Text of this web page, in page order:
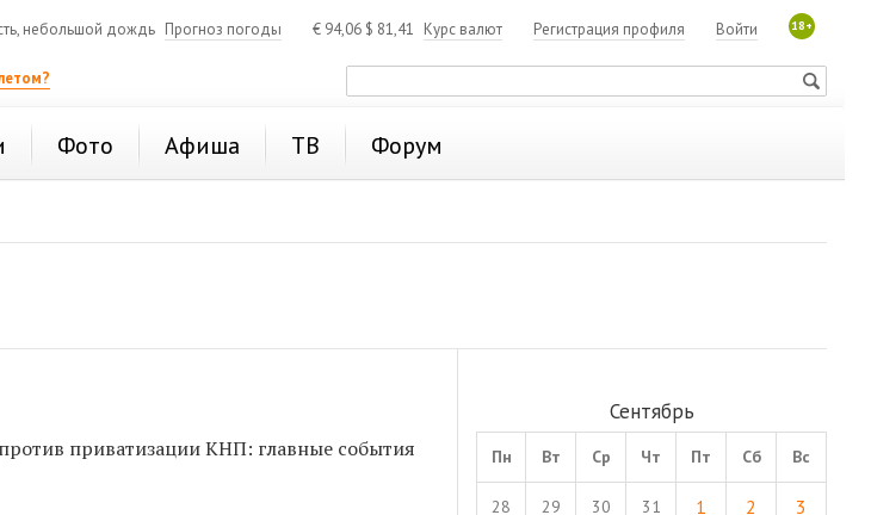
небольшой дождь Прогноз погоды € 94,06 $ 81,41 Курс валют 18+
Войти
Регистрация профиля
Фото Афиша ТВ Форум
приватизации КНП: главные события
Сентябрь
Пн Вт Ср Чт Пт Сб Вс
28 29 30 31 1 2 3